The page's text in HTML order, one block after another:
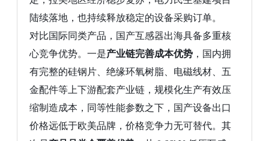
陆续落地，也持续释放稳定的设备采购订单。
对比国际同类产品，国产互感器出海具备多重核
心竞争优势。一是产业链完善成本优势 ，国内拥
有完整的硅钢片、绝缘环氧树脂、电磁线材、五
金配件等上下游配套产业链，规模化生产有效压
缩制造成本，同等性能参数之下，国产设备出口
价格远低于欧美品牌，价格竞争力无可替代。其